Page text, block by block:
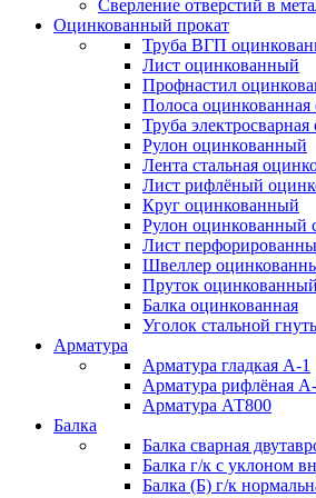
Сверление отверстий в
Оцинкованный прокат
Труба ВГП
Лист оцинкованный
Профнастил
Полоса оцинкованная
Труба
Рулон оцинкованный
Лента стальная
Лист рифлёный
Круг оцинкованный
Рулон оцинкованный
Лист
Швеллер
Пруток оцинкованный
Балка оцинкованная
Уголок стальной
Арматура
Арматура гладкая А-1
Арматура рифлёная
Арматура АТ800
Балка
Балка сварная
Балка г/к с уклоном
Балка (Б) г/к